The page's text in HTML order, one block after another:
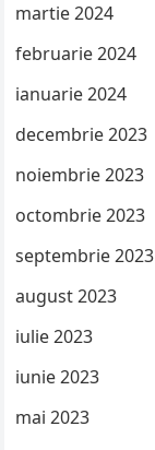
martie 2024
februarie 2024
ianuarie 2024
decembrie 2023
noiembrie 2023
octombrie 2023
septembrie 2023
august 2023
iulie 2023
iunie 2023
mai 2023